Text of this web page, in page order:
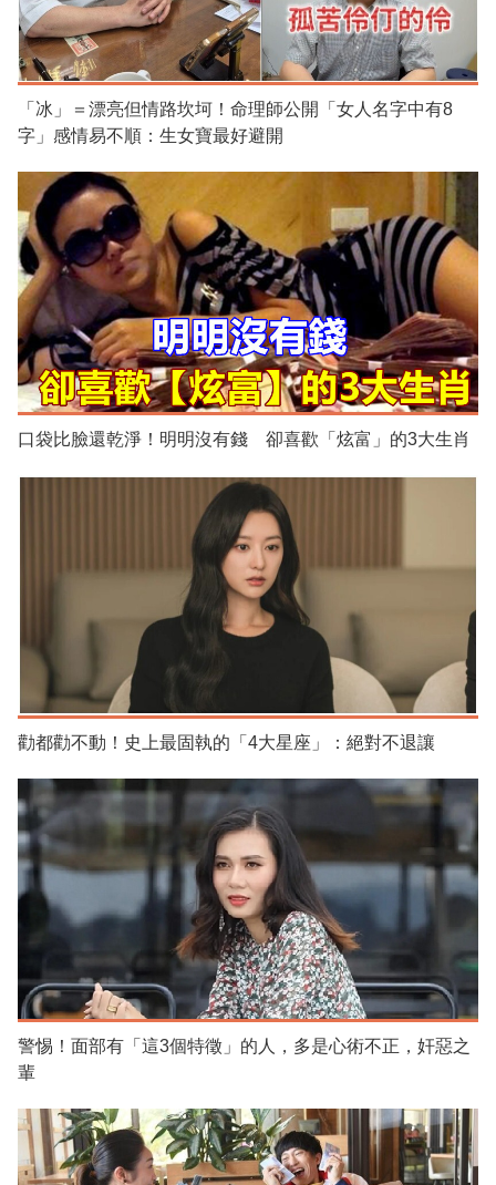
「冰」＝漂亮但情路坎坷！命理師公開「女人名字中有8
字」感情易不順：生女寶最好避開
口袋比臉還乾淨！明明沒有錢 卻喜歡「炫富」的3大生肖
勸都勸不動！史上最固執的「4大星座」：絕對不退讓
警惕！面部有「這3個特徵」的人，多是心術不正，奸惡之
輩